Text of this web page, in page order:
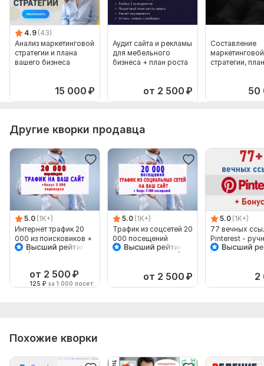
4.9 (43)
Анализ маркетинговой
стратегии и плана
вашего бизнеса
15 000 ₽
Аудит сайта и рекламы
для мебельного
бизнеса + план роста
от 2 500 ₽
Составление
маркетинговой
стратегии,
50
Другие кворки продавца
5.0 (1K+)
Интернет трафик 20
000 из поисковиков +
бонус 5 тыс
от 2 500 ₽
125 ₽ за 1 000 посет.
5.0 (1K+)
Трафик из соцсетей 20
000 посещений
Вашего сайта+бонус 5
от 2 500 ₽
5.0 (1K+)
77 вечных
Pinterest -
размещение +
2
Похожие кворки